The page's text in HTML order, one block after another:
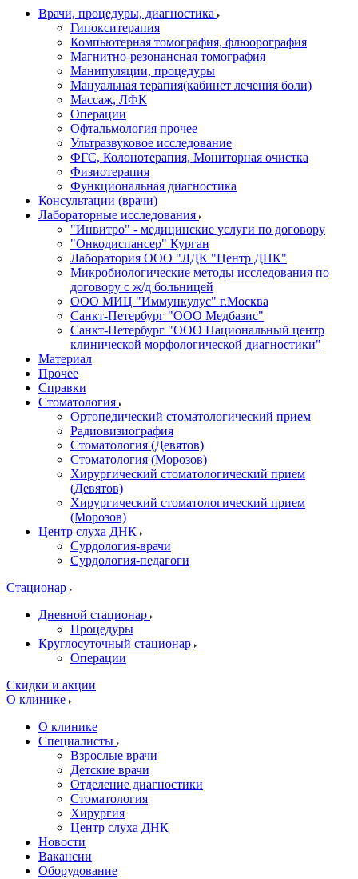
Врачи, процедуры, диагностика
Гипокситерапия
Компьютерная томография, флюорография
Магнитно-резонансная томография
Манипуляции, процедуры
Мануальная терапия(кабинет лечения боли)
Массаж, ЛФК
Операции
Офтальмология прочее
Ультразвуковое исследование
ФГС, Колонотерапия, Мониторная очистка
Физиотерапия
Функциональная диагностика
Консультации (врачи)
Лабораторные исследования
"Инвитро" - медицинские услуги по договору
"Онкодиспансер" Курган
Лаборатория ООО "ЛДК "Центр ДНК"
Микробиологические методы исследования по
договору с ж/д больницей
ООО МИЦ "Иммункулус" г.Москва
Санкт-Петербург "ООО Медбазис"
Санкт-Петербург "ООО Национальный центр
клинической морфологической диагностики"
Материал
Прочее
Справки
Стоматология
Ортопедический стоматологический прием
Радиовизиография
Стоматология (Девятов)
Стоматология (Морозов)
Хирургический стоматологический прием
(Девятов)
Хирургический стоматологический прием
(Морозов)
Центр слуха ДНК
Сурдология-врачи
Сурдология-педагоги
Стационар
Дневной стационар
Процедуры
Круглосуточный стационар
Операции
Скидки и акции
О клинике
О клинике
Специалисты
Взрослые врачи
Детские врачи
Отделение диагностики
Стоматология
Хирургия
Центр слуха ДНК
Новости
Вакансии
Оборудование